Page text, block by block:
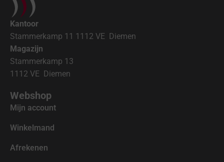
Kantoor
Stammerkamp 11 1112 VE Diemen
Magazijn
Stammerkamp 13
1112 VE Diemen
Webshop
Mijn account
Winkelmand
Afrekenen